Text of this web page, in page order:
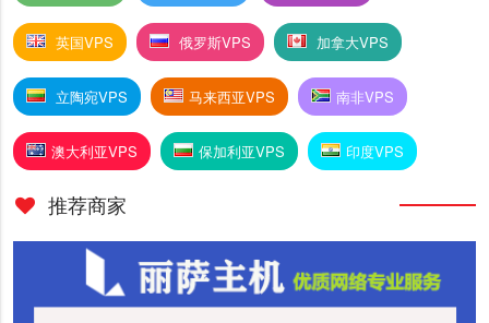
英国VPS 俄罗斯VPS 加拿大VPS
立陶宛VPS 马来西亚VPS 南非VPS
澳大利亚VPS 保加利亚VPS 印度VPS
推荐商家